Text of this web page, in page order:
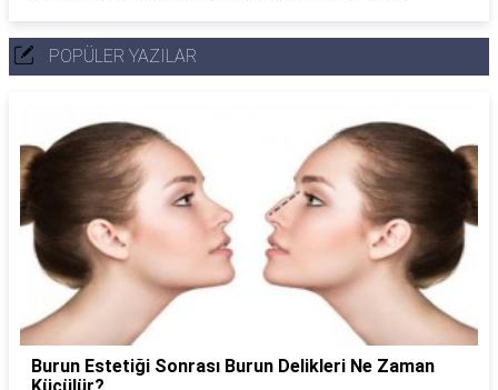
POPÜLER YAZILAR
Burun Estetiği Sonrası Burun Delikleri Ne Zaman
Küçülür?